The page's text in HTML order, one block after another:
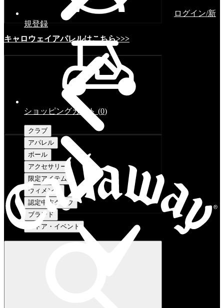
キャロウェイアパレルはこちら>>>
ログイン/新
規登録
ショッピングカート (0)
クラブ
アパレル
ボール
アクセサリー
限定アイテム
ウィメンズ
認定中古クラブ
ブランド
ストア・イベント